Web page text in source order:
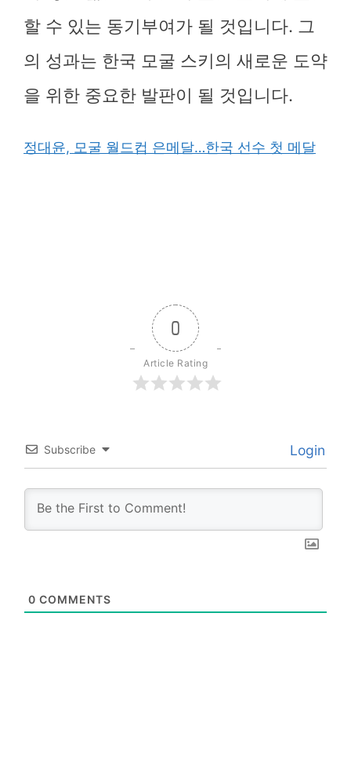
할 수 있는 동기부여가 될 것입니다. 그
의 성과는 한국 모굴 스키의 새로운 도약
을 위한 중요한 발판이 될 것입니다.
정대윤, 모굴 월드컵 은메달…한국 선수 첫 메달
0
Article Rating
Subscribe Login
0 COMMENTS